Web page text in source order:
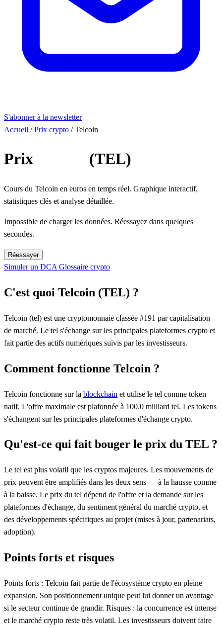
S'abonner à la newsletter
Accueil / Prix crypto / Telcoin
Prix (TEL)
Cours du Telcoin en euros en temps réel. Graphique interactif,
statistiques clés et analyse détaillée.
Impossible de charger les données. Réessayez dans quelques
secondes.
Réessayer
Simuler un DCA Glossaire crypto
C'est quoi Telcoin (TEL) ?
Telcoin (tel) est une cryptomonnaie classée #191 par capitalisation
de marché. Le tel s'échange sur les principales plateformes crypto et
fait partie des actifs numériques suivis par les investisseurs.
Comment fonctionne Telcoin ?
Telcoin fonctionne sur la blockchain et utilise le tel comme token
natif. L'offre maximale est plafonnée à 100.0 milliard tel. Les tokens
s'échangent sur les principales plateformes d'échange crypto.
Qu'est-ce qui fait bouger le prix du TEL ?
Le tel est plus volatil que les cryptos majeures. Les mouvements de
prix peuvent être amplifiés dans les deux sens — à la hausse comme
à la baisse. Le prix du tel dépend de l'offre et la demande sur les
plateformes d'échange, du sentiment général du marché crypto, et
des développements spécifiques au projet (mises à jour, partenariats,
adoption).
Points forts et risques
Points forts : Telcoin fait partie de l'écosystème crypto en pleine
expansion. Son positionnement unique peut lui donner un avantage
si le secteur continue de grandir. Risques : la concurrence est intense
et le marché crypto reste très volatil. Les investisseurs doivent faire